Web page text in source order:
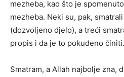
mezheba, kao što je
mezheba. Neki su, pak,
(dozvoljeno djelo), a treći
propis i da je to pokuđeno činiti.
Smatram, a Allah najbolje zna,